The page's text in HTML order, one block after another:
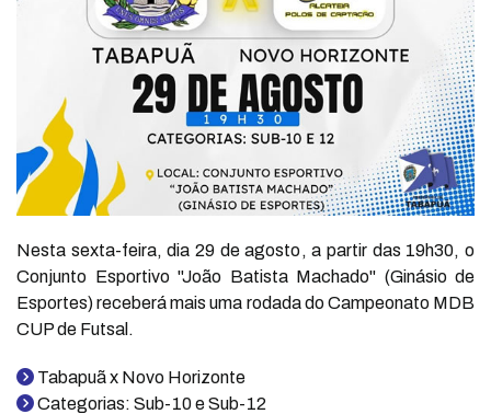
Nesta sexta-feira, dia 29 de agosto, a partir das 19h30, o
Conjunto Esportivo "João Batista Machado" (Ginásio de
Esportes) receberá mais uma rodada do Campeonato MDB
CUP de Futsal.
Tabapuã x Novo Horizonte
Categorias: Sub-10 e Sub-12